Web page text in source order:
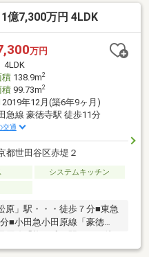
有、多目的に利用可能・1・
分有(車種による)■担当者よ
、４LDKのような使い方が
屋・在宅ワークスペースな
て柔軟にお使いいただけま
億7,300万円 4LDK
万円
4LDK
積138.9m2
積99.73m2
2019年12月(築6年9ヶ月)
急線 豪徳寺駅 徒歩11分
交通
都世田谷区赤堤２
システムキッチン
原」駅・・・徒歩７分■東急
■小田急小田原線「豪徳
原線「梅ヶ丘」駅・・・徒
・・・徒歩１２分■京王線